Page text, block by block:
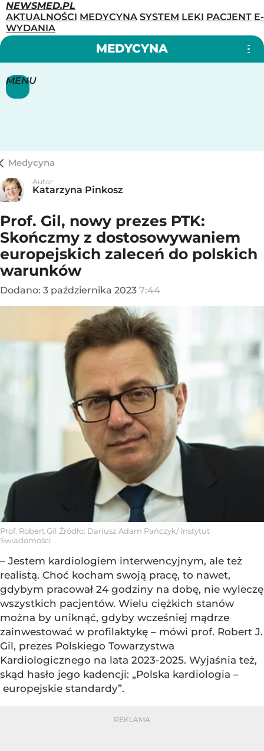
NEWSMED.PL
AKTUALNOŚCI MEDYCYNA SYSTEM LEKI PACJENT E-
WYDANIA
MENU
MEDYCYNA
Medycyna
Autor:
Katarzyna Pinkosz
Prof. Gil, nowy prezes PTK:
Skończmy z dostosowywaniem
europejskich zaleceń do polskich
warunków
Dodano: 3 października 2023 7:44
Prof. Robert Gil Źródło: Dariusz Adam Pańczyk/ Instytut
Świadomości
– Jestem kardiologiem interwencyjnym, ale też
realistą. Choć kocham swoją pracę, to nawet,
gdybym pracował 24 godziny na dobę, nie wyleczę
wszystkich pacjentów. Wielu ciężkich stanów
można by uniknąć, gdyby wcześniej mądrze
zainwestować w profilaktykę – mówi prof. Robert J.
Gil, prezes Polskiego Towarzystwa
Kardiologicznego na lata 2023-2025. Wyjaśnia też,
skąd hasło jego kadencji: „Polska kardiologia –
europejskie standardy”.